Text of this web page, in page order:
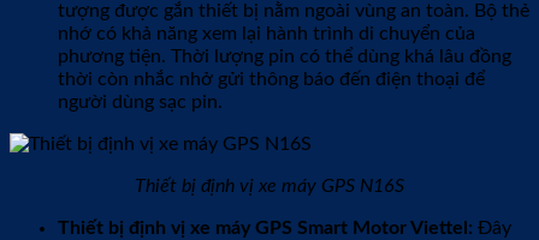
tượng được gắn thiết bị nằm ngoài vùng an toàn. Bộ thẻ
nhớ có khả năng xem lại hành trình di chuyển của
phương tiện. Thời lượng pin có thể dùng khá lâu đồng
thời còn nhắc nhở gửi thông báo đến điện thoại để
người dùng sạc pin.
Thiết bị định vị xe máy GPS N16S
Thiết bị định vị xe máy GPS Smart Motor Viettel: Đây